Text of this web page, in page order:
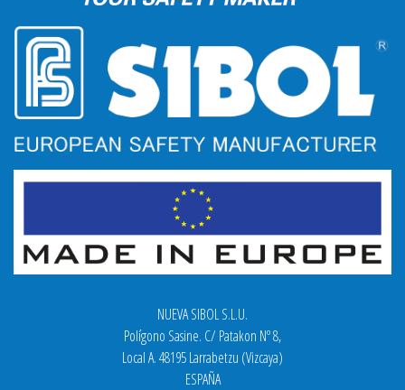
NUEVA SIBOL S.L.U.
Polígono Sasine. C/ Patakon Nº 8,
Local A. 48195 Larrabetzu (Vizcaya)
ESPAÑA